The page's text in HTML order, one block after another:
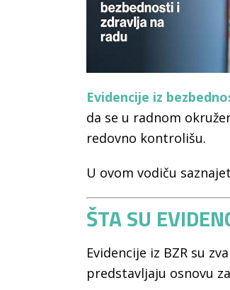
Evidencije iz
da se u radnom
redovno kontrolišu.
U ovom vodiču
ŠTA SU
Evidencije iz BZR su
predstavljaju osnovu